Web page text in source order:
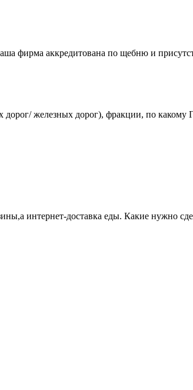
фирма аккредитована по щебню и
железных дорог), фракции, по
интернет-доставка еды. Какие нужно